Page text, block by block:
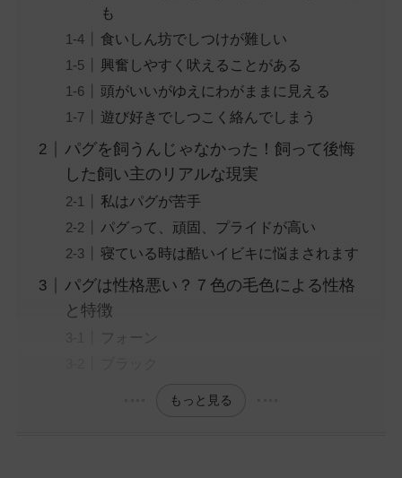
も
食いしん坊でしつけが難しい
興奮しやすく吠えることがある
頭がいいがゆえにわがままに見える
遊び好きでしつこく絡んでしまう
パグを飼うんじゃなかった！飼って後悔
した飼い主のリアルな現実
私はパグが苦手
パグって、頑固、プライドが高い
寝ている時は酷いイビキに悩まされます
パグは性格悪い？７色の毛色による性格
と特徴
フォーン
もっと見る